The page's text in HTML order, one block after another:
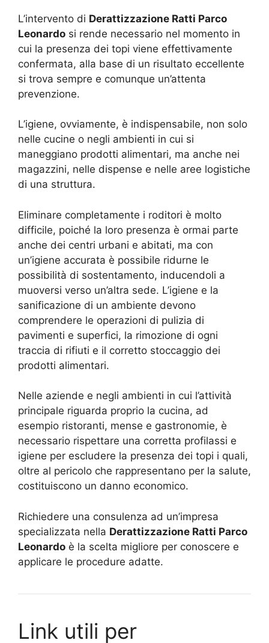
L’intervento di Derattizzazione Ratti Parco
Leonardo si rende necessario nel momento in
cui la presenza dei topi viene effettivamente
confermata, alla base di un risultato eccellente
si trova sempre e comunque un’attenta
prevenzione.
L’igiene, ovviamente, è indispensabile, non solo
nelle cucine o negli ambienti in cui si
maneggiano prodotti alimentari, ma anche nei
magazzini, nelle dispense e nelle aree logistiche
di una struttura.
Eliminare completamente i roditori è molto
difficile, poiché la loro presenza è ormai parte
anche dei centri urbani e abitati, ma con
un’igiene accurata è possibile ridurne le
possibilità di sostentamento, inducendoli a
muoversi verso un’altra sede. L’igiene e la
sanificazione di un ambiente devono
comprendere le operazioni di pulizia di
pavimenti e superfici, la rimozione di ogni
traccia di rifiuti e il corretto stoccaggio dei
prodotti alimentari.
Nelle aziende e negli ambienti in cui l’attività
principale riguarda proprio la cucina, ad
esempio ristoranti, mense e gastronomie, è
necessario rispettare una corretta profilassi e
igiene per escludere la presenza dei topi i quali,
oltre al pericolo che rappresentano per la salute,
costituiscono un danno economico.
Richiedere una consulenza ad un’impresa
specializzata nella Derattizzazione Ratti Parco
Leonardo è la scelta migliore per conoscere e
applicare le procedure adatte.
Link utili per